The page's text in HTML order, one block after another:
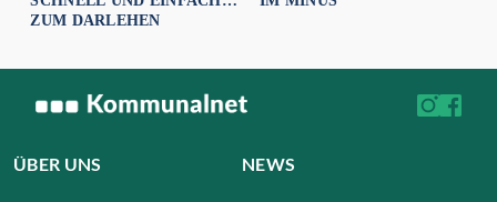
ZUM DARLEHEN
ÜBER UNS NEWS